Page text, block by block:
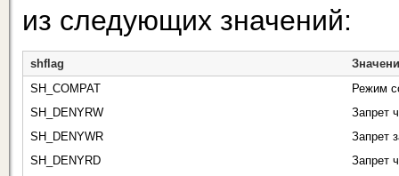
из следующих значений:
shflag
SH_COMPAT
Режим
SH_DENYRW
Запрет
SH_DENYWR
Запрет
SH_DENYRD
Запрет